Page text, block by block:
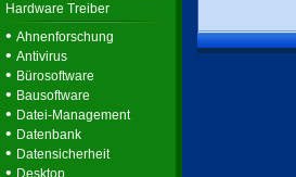
Hardware Treiber
• Ahnenforschung
• Antivirus
• Bürosoftware
• Bausoftware
• Datei-Management
• Datenbank
• Datensicherheit
• Desktop